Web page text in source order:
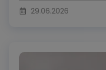
29.06.2026